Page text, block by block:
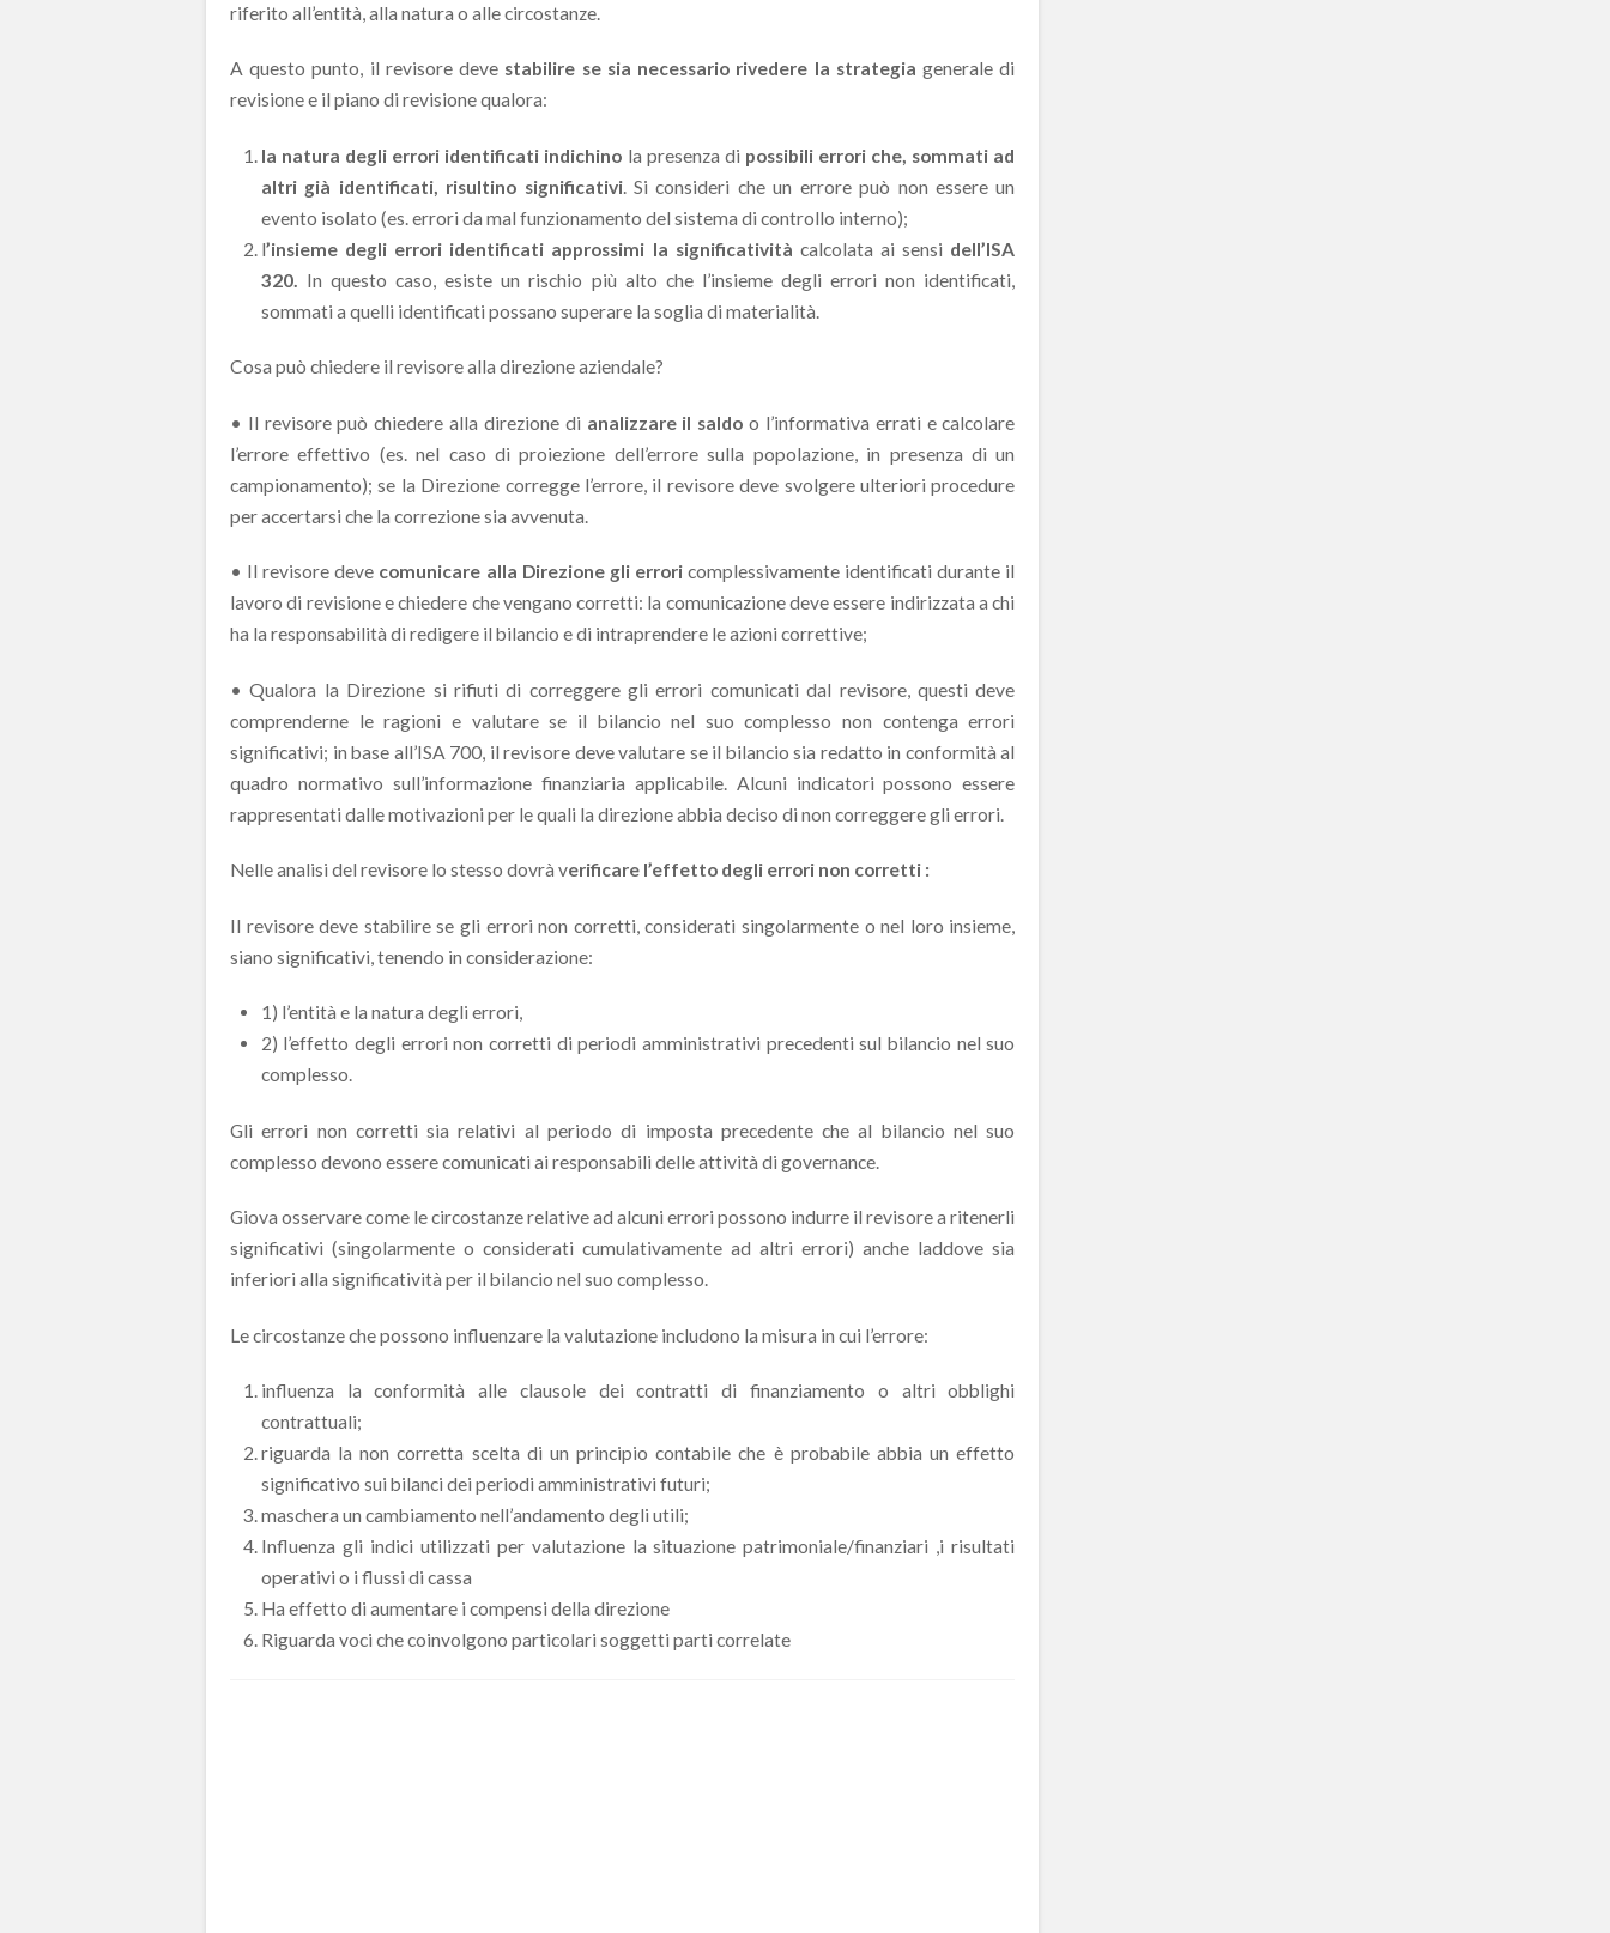
riferito all’entità, alla natura o alle circostanze.
A questo punto, il revisore deve stabilire se sia necessario rivedere la strategiagenerale di
revisione e il piano di revisione qualora:
la natura degli errori identificati indichino la presenza di possibili errori che, sommati ad
altri già identificati, risultino significativi. Si consideri che un errore può non essere un
evento isolato (es. errori da mal funzionamento del sistema di controllo interno);
l’insieme degli errori identificati approssimi la significatività calcolata ai sensi dell’ISA
320. In questo caso, esiste un rischio più alto che l’insieme degli errori non identificati,
sommati a quelli identificati possano superare la soglia di materialità.
Cosa può chiedere il revisore alla direzione aziendale?
• Il revisore può chiedere alla direzione di analizzare il saldoo l’informativa errati e calcolare
l’errore effettivo (es. nel caso di proiezione dell’errore sulla popolazione, in presenza di un
campionamento); se la Direzione corregge l’errore, il revisore deve svolgere ulteriori procedure
per accertarsi che la correzione sia avvenuta.
• Il revisore deve comunicare alla Direzione gli erroricomplessivamente identificati durante il
lavoro di revisione e chiedere che vengano corretti: la comunicazione deve essere indirizzata a chi
ha la responsabilità di redigere il bilancio e di intraprendere le azioni correttive;
• Qualora la Direzione si rifiuti di correggere gli errori comunicati dal revisore, questi deve
comprenderne le ragioni e valutare se il bilancio nel suo complesso non contenga errori
significativi; in base all’ISA 700, il revisore deve valutare se il bilancio sia redatto in conformità al
quadro normativo sull’informazione finanziaria applicabile. Alcuni indicatori possono essere
rappresentati dalle motivazioni per le quali la direzione abbia deciso di non correggere gli errori.
Nelle analisi del revisore lo stesso dovrà verificare l’effetto degli errori non corretti :
Il revisore deve stabilire se gli errori non corretti, considerati singolarmente o nel loro insieme,
siano significativi, tenendo in considerazione:
1) l’entità e la natura degli errori,
2) l’effetto degli errori non corretti di periodi amministrativi precedenti sul bilancio nel suo
complesso.
Gli errori non corretti sia relativi al periodo di imposta precedente che al bilancio nel suo
complesso devono essere comunicati ai responsabili delle attività di governance.
Giova osservare come le circostanze relative ad alcuni errori possono indurre il revisore a ritenerli
significativi (singolarmente o considerati cumulativamente ad altri errori) anche laddove sia
inferiori alla significatività per il bilancio nel suo complesso.
Le circostanze che possono influenzare la valutazione includono la misura in cui l’errore:
influenza la conformità alle clausole dei contratti di finanziamento o altri obblighi
contrattuali;
riguarda la non corretta scelta di un principio contabile che è probabile abbia un effetto
significativo sui bilanci dei periodi amministrativi futuri;
maschera un cambiamento nell’andamento degli utili;
Influenza gli indici utilizzati per valutazione la situazione patrimoniale/finanziari ,i risultati
operativi o i flussi di cassa
Ha effetto di aumentare i compensi della direzione
Riguarda voci che coinvolgono particolari soggetti parti correlate